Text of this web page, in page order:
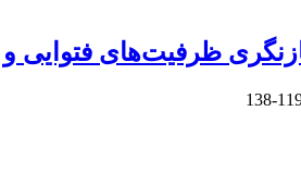
ظرفیت‌های فتوایی
119-